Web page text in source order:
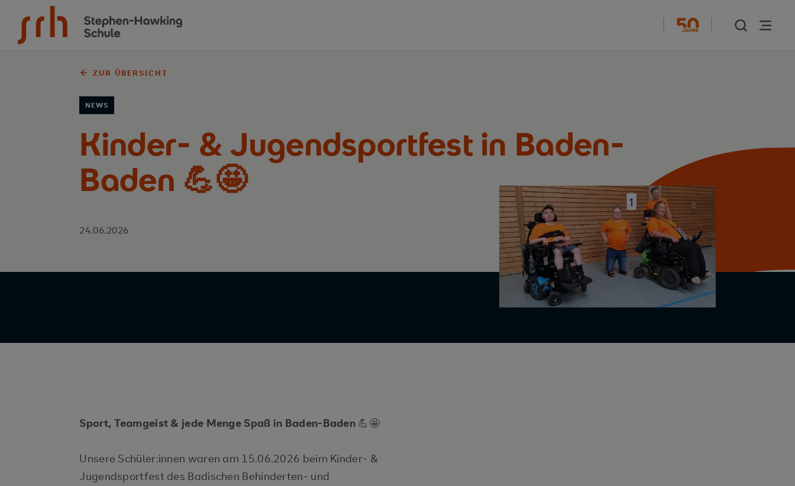
Zum Inhalt springen
ZUR ÜBERSICHT
NEWS
Kinder- & Jugendsportfest in Baden-
Baden 💪🤩
24.06.2026
Sport, Teamgeist & jede Menge Spaß in Baden-Baden 💪🤩
Unsere Schüler:innen waren am 15.06.2026 beim Kinder- &
Jugendsportfest des Badischen Behinderten- und